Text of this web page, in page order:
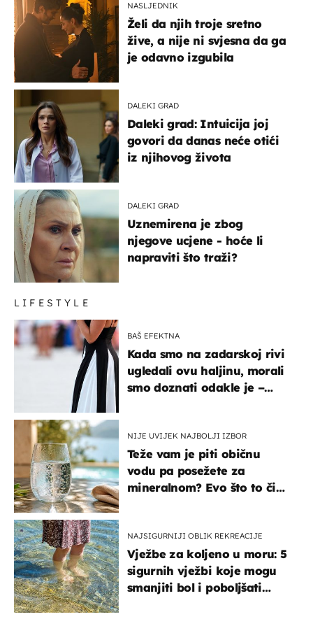
NASLJEDNIK
Želi da njih troje sretno
žive, a nije ni svjesna da ga
je odavno izgubila
DALEKI GRAD
Daleki grad: Intuicija joj
govori da danas neće otići
iz njihovog života
DALEKI GRAD
Uznemirena je zbog
njegove ucjene - hoće li
napraviti što traži?
LIFESTYLE
BAŠ EFEKTNA
Kada smo na zadarskoj rivi
ugledali ovu haljinu, morali
smo doznati odakle je –
NIJE UVIJEK NAJBOLJI IZBOR
Teže vam je piti običnu
vodu pa posežete za
mineralnom? Evo što to čini
NAJSIGURNIJI OBLIK REKREACIJE
Vježbe za koljeno u moru: 5
sigurnih vježbi koje mogu
smanjiti bol i poboljšati